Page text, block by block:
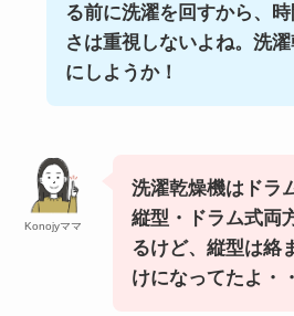
る前に洗濯を回すから、
さは重視しないよね。 洗
にしようか！
Konojyママ
洗濯乾燥機はドラ
縦型・ドラム式両
るけど、 縦型は絡
けになってたよ・